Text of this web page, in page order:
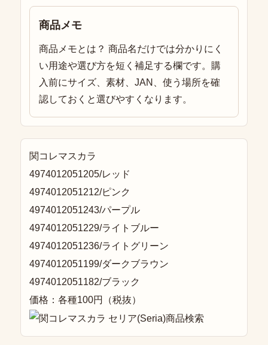
商品メモ
商品メモとは？ 商品名だけでは分かりにく
い用途や選び方を短く補足する欄です。購
入前にサイズ、素材、JAN、使う場所を確
認しておくと選びやすくなります。
関コレマスカラ
4974012051205/レッド
4974012051212/ピンク
4974012051243/パープル
4974012051229/ライトブルー
4974012051236/ライトグリーン
4974012051199/ダークブラウン
4974012051182/ブラック
価格：各種100円（税抜）